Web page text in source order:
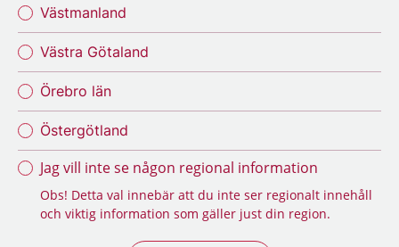
Västmanland
Västra Götaland
Örebro län
Östergötland
Jag vill inte se någon regional information
Obs! Detta val innebär att du inte ser regionalt innehåll
och viktig information som gäller just din region.